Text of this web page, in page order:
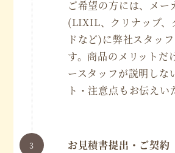
ご希望の方には、メー
(LIXIL、クリナップ、
ドなど)に弊社スタッ
す。商品のメリットだ
ースタッフが説明しな
ト・注意点もお伝えい
お見積書提出・ご契約